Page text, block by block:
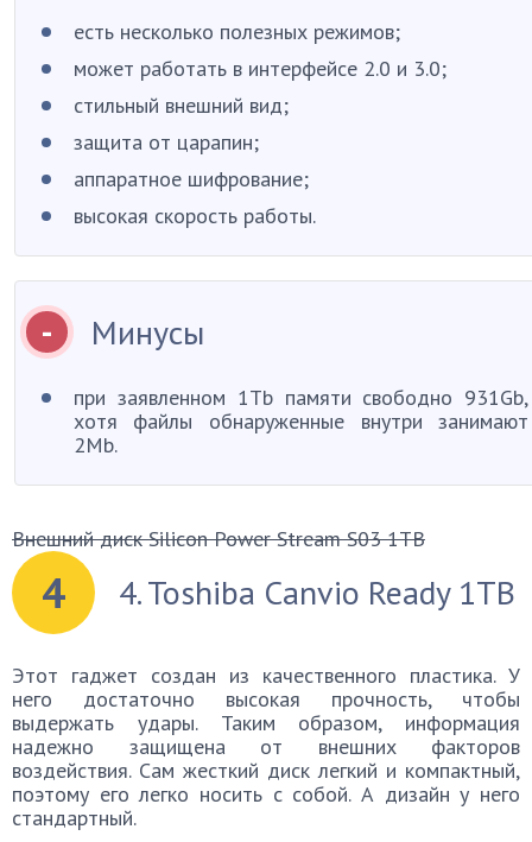
есть несколько полезных режимов;
может работать в интерфейсе 2.0 и 3.0;
стильный внешний вид;
защита от царапин;
аппаратное шифрование;
высокая скорость работы.
Минусы
при заявленном 1Tb памяти свободно 931Gb,
хотя файлы обнаруженные внутри занимают
2Mb.
Внешний диск Silicon Power Stream S03 1TB
4 4. Toshiba Canvio Ready 1TB
Этот гаджет создан из качественного пластика. У
него достаточно высокая прочность, чтобы
выдержать удары. Таким образом, информация
надежно защищена от внешних факторов
воздействия. Сам жесткий диск легкий и компактный,
поэтому его легко носить с собой. А дизайн у него
стандартный.